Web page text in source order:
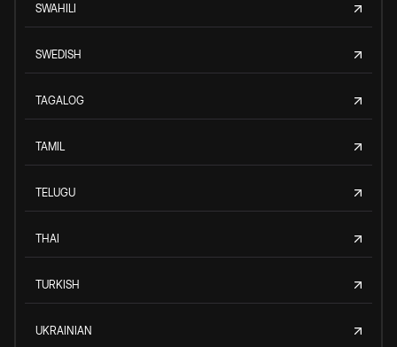
SWAHILI
SWEDISH
TAGALOG
TAMIL
TELUGU
THAI
TURKISH
UKRAINIAN